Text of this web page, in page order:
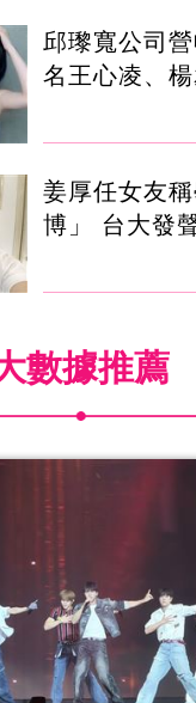
邱瓈寬公司
名王心凌、
姜厚任女友
博」 台大發
數據推薦